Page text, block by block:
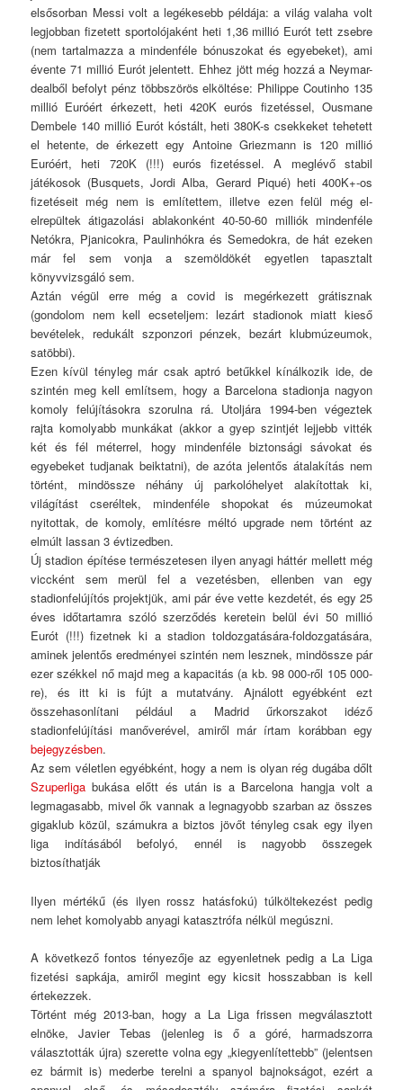
elsősorban Messi volt a legékesebb példája: a világ valaha volt
legjobban fizetett sportolójaként heti 1,36 millió Eurót tett zsebre
(nem tartalmazza a mindenféle bónuszokat és egyebeket), ami
évente 71 millió Eurót jelentett. Ehhez jött még hozzá a Neymar-
dealből befolyt pénz többszörös elköltése: Philippe Coutinho 135
millió Euróért érkezett, heti 420K eurós fizetéssel, Ousmane
Dembele 140 millió Eurót kóstált, heti 380K-s csekkeket tehetett
el hetente, de érkezett egy Antoine Griezmann is 120 millió
Euróért, heti 720K (!!!) eurós fizetéssel. A meglévő stabil
játékosok (Busquets, Jordi Alba, Gerard Piqué) heti 400K+-os
fizetéseit még nem is említettem, illetve ezen felül még el-
elrepültek átigazolási ablakonként 40-50-60 milliók mindenféle
Netókra, Pjanicokra, Paulinhókra és Semedokra, de hát ezeken
már fel sem vonja a szemöldökét egyetlen tapasztalt
könyvvizsgáló sem.
Aztán végül erre még a covid is megérkezett grátisznak
(gondolom nem kell ecseteljem: lezárt stadionok miatt kieső
bevételek, redukált szponzori pénzek, bezárt klubmúzeumok,
satöbbi).
Ezen kívül tényleg már csak aptró betűkkel kínálkozik ide, de
szintén meg kell említsem, hogy a Barcelona stadionja nagyon
komoly felújításokra szorulna rá. Utoljára 1994-ben végeztek
rajta komolyabb munkákat (akkor a gyep szintjét lejjebb vitték
két és fél méterrel, hogy mindenféle biztonsági sávokat és
egyebeket tudjanak beiktatni), de azóta jelentős átalakítás nem
történt, mindössze néhány új parkolóhelyet alakítottak ki,
világítást cseréltek, mindenféle shopokat és múzeumokat
nyitottak, de komoly, említésre méltó upgrade nem történt az
elmúlt lassan 3 évtizedben.
Új stadion építése természetesen ilyen anyagi háttér mellett még
viccként sem merül fel a vezetésben, ellenben van egy
stadionfelújítós projektjük, ami pár éve vette kezdetét, és egy 25
éves időtartamra szóló szerződés keretein belül évi 50 millió
Eurót (!!!) fizetnek ki a stadion toldozgatására-foldozgatására,
aminek jelentős eredményei szintén nem lesznek, mindössze pár
ezer székkel nő majd meg a kapacitás (a kb. 98 000-ről 105 000-
re), és itt ki is fújt a mutatvány. Ajnálott egyébként ezt
összehasonlítani például a Madrid űrkorszakot idéző
stadionfelújítási manőverével, amiről már írtam korábban egy
bejegyzésben.
Az sem véletlen egyébként, hogy a nem is olyan rég dugába dőlt
Szuperliga bukása előtt és után is a Barcelona hangja volt a
legmagasabb, mivel ők vannak a legnagyobb szarban az összes
gigaklub közül, számukra a biztos jövőt tényleg csak egy ilyen
liga indításából befolyó, ennél is nagyobb összegek
biztosíthatják
Ilyen mértékű (és ilyen rossz hatásfokú) túlköltekezést pedig
nem lehet komolyabb anyagi katasztrófa nélkül megúszni.
A következő fontos tényezője az egyenletnek pedig a La Liga
fizetési sapkája, amiről megint egy kicsit hosszabban is kell
értekezzek.
Történt még 2013-ban, hogy a La Liga frissen megválasztott
elnöke, Javier Tebas (jelenleg is ő a góré, harmadszorra
választották újra) szerette volna egy „kiegyenlítettebb” (jelentsen
ez bármit is) mederbe terelni a spanyol bajnokságot, ezért a